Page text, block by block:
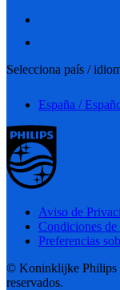
Selecciona país /
España /
Aviso de
Condiciones de
Preferencias
© Koninklijke Philips
reservados.